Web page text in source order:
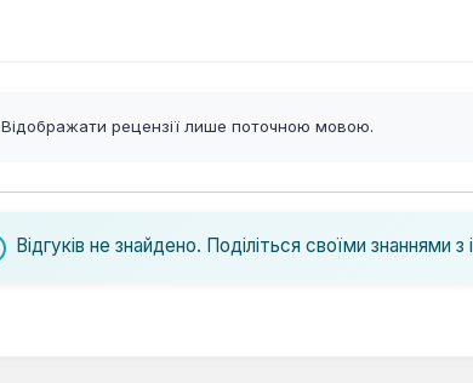
Відображати рецензії лише поточною мовою.
Відгуків не знайдено. Поділіться своїми знаннями з